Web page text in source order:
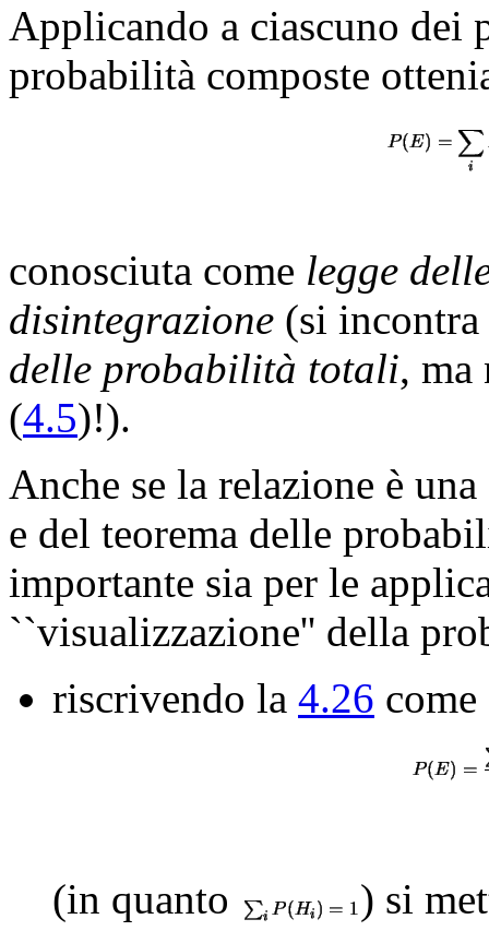
Applicando a ciascuno
probabilità composte
conosciuta come legge
disintegrazione (si
delle probabilità totali, ma
(4.5)!).
Anche se la relazione è
e del teorema delle
importante sia per le
``visualizzazione'' della
riscrivendo la 4.26 come
(in quanto
) si